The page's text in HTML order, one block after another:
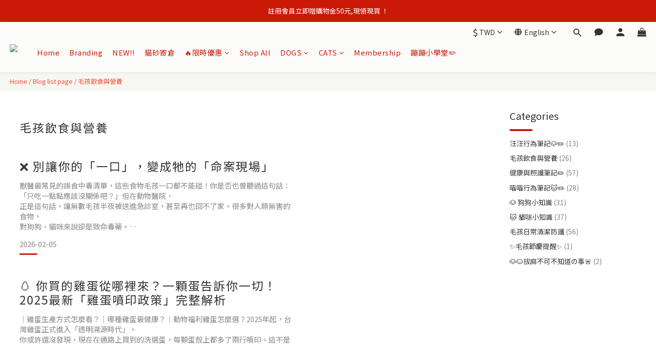
會員單筆訂單滿500元免運出貨！
註冊會員立即贈購物金50元,現領現買 ！
$ TWD English
Home Branding NEW‼️ 貓砂寄倉 🔥限時優惠 Shop All DOGS CATS Membership 蹦蹦小學堂✏️
Home /Blog list page /毛孩飲食與營養
毛孩飲食與營養
❌ 別讓你的「一口」，變成牠的「命案現場」
獸醫最常見的誤食中毒清單，這些食物毛孩一口都不能碰！你是否也曾聽過這句話：
「只吃一點點應該沒關係吧？」但在動物醫院，
正是這句話，讓無數毛孩半夜被送進急診室，甚至再也回不了家。很多對人類無害的
食物，
對狗狗、貓咪來說卻是致命毒藥。
拜託你一定要看到最後，也請分享給身邊所有毛孩家人。🚨 為什麼「人類食物」對毛
孩這麼危險？毛孩的代謝系統，和人類完全不同。
2026-02-05
🥚 你買的雞蛋從哪裡來？一顆蛋告訴你一切！
2025最新「雞蛋噴印政策」完整解析
｜雞蛋生產方式怎麼看？｜哪種雞蛋最健康？｜動物福利雞蛋怎麼選？2025年起，台
灣雞蛋正式進入「透明溯源時代」。
你或許還沒發現，現在在通路上買到的洗選蛋，每顆蛋殼上都多了兩行噴印。這不是
Categories
汪汪行為筆記🐶✏️ (13)
毛孩飲食與營養 (26)
健康與照護筆記✏️ (57)
喵喵行為筆記🐱✏️ (28)
🐶 狗狗小知識 (31)
🐱 貓咪小知識 (37)
毛孩日常清潔防護 (56)
✨毛孩節慶提醒✨ (1)
🐶🐱拔麻不可不知道の事🚨 (2)